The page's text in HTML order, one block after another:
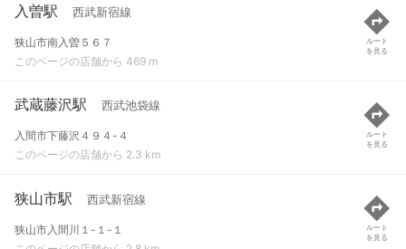
入曽駅 西武新宿線
狭山市南入曽５６７
このページの店舗から 469 m
ルート
を見る
武蔵藤沢駅 西武池袋線
入間市下藤沢４９４-４
このページの店舗から 2.3 km
ルート
を見る
狭山市駅 西武新宿線
狭山市入間川１-１-１
ルート
を見る